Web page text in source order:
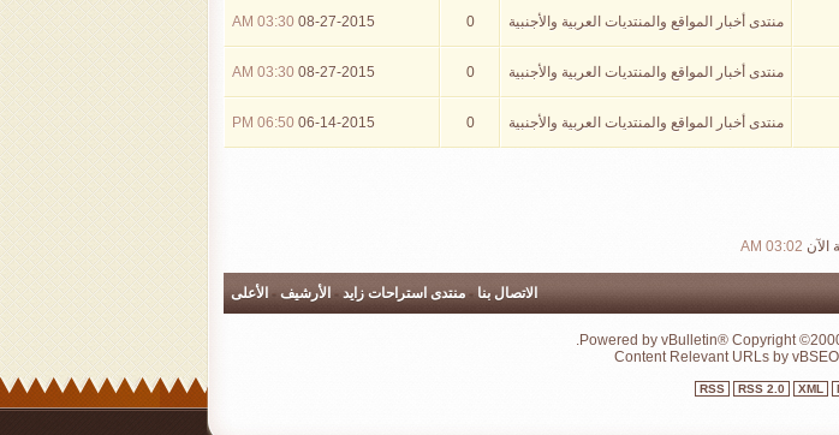
منتدى أخبار المواقع والمنتديات العربية والأجنبية 0
08-27-2015
03:30 AM
منتدى أخبار المواقع والمنتديات العربية والأجنبية 0
08-27-2015
03:30 AM
منتدى أخبار المواقع والمنتديات العربية والأجنبية 0
06-14-2015
06:50 PM
الآن 03:02 AM
الاتصال بنا- منتدى استراحات زايد- الأرشيف - الأعلى
Powered by vBulletin® Copyright
Content Relevant URLs by vBSEO
RSS RSS 2.0 XML